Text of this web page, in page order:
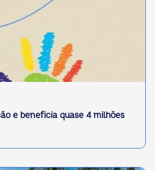
e beneficia quase 4 milhões